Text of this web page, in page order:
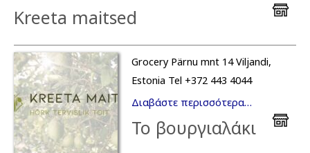
Kreeta maitsed
Grocery Pärnu mnt 14 Viljandi,
Estonia Tel +372 443 4044
Διαβάστε περισσότερα…
Το βουργιαλάκι